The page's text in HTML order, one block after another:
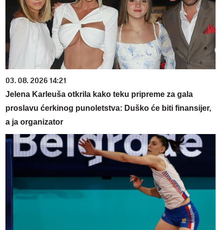
03. 08. 2026 14:21
Jelena Karleuša otkrila kako teku pripreme za gala
proslavu ćerkinog punoletstva: Duško će biti finansijer,
a ja organizator